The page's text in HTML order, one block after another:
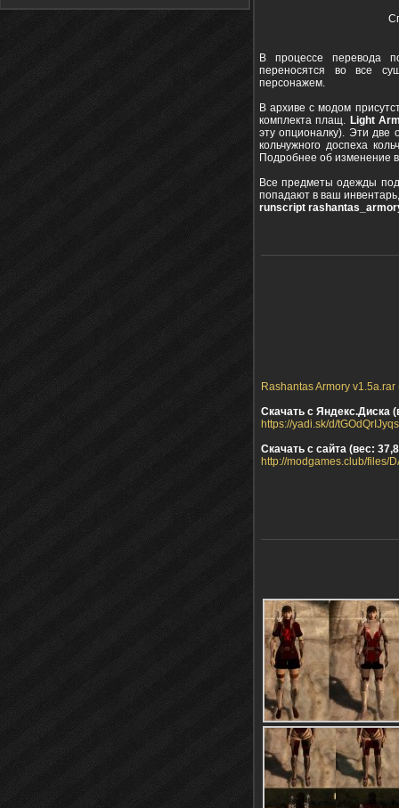
В процессе перевода
переносятся во все
персонажем.
В архиве с модом
комплекта плащ. Light
эту опционалку). Эти две
кольчужного доспеха
Подробнее об изменение
Все предметы одежды
попадают в ваш
runscript
Rashantas Armory v1.5a.rar
Скачать с Яндекс.Диска
https://yadi.sk/d/
Скачать с сайта (вес:
http://modgames.club/files/